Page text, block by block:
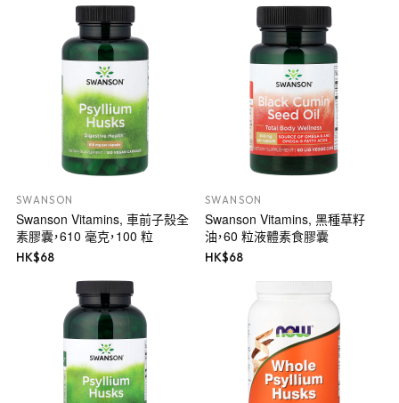
SWANSON
Swanson Vitamins, 車前子殼全
素膠囊，610 毫克，100 粒
HK$68
SWANSON
Swanson Vitamins, 黑種草籽
油，60 粒液體素食膠囊
HK$68